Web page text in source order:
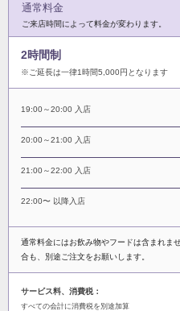
通常料金
ご来店時間によって料金が変わります。
2時間制
※ご延長は一律1時間5,000円となります
19:00～20:00 入店
20:00～21:00 入店
21:00～22:00 入店
22:00〜 以降入店
通常料金にはお飲み物やフードは含まれま
合も、別途ご注文をお願いします。
サービス料、消費税：
すべての会計に消費税を別途加算